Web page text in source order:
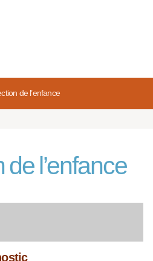
de l’enfance
l’enfance